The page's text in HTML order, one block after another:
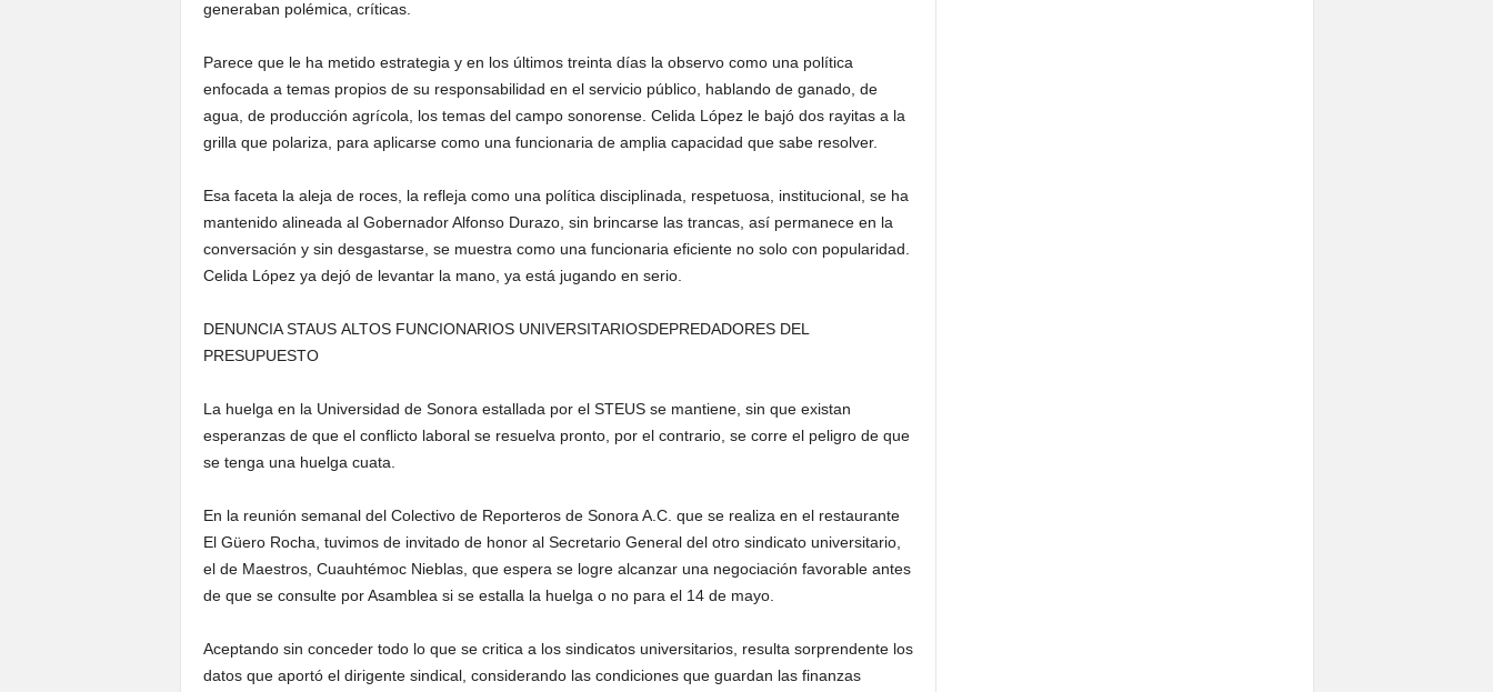
generaban polémica, críticas.
Parece que le ha metido estrategia y en los últimos treinta días la observo como una política
enfocada a temas propios de su responsabilidad en el servicio público, hablando de ganado, de
agua, de producción agrícola, los temas del campo sonorense. Celida López le bajó dos rayitas a la
grilla que polariza, para aplicarse como una funcionaria de amplia capacidad que sabe resolver.
Esa faceta la aleja de roces, la refleja como una política disciplinada, respetuosa, institucional, se ha
mantenido alineada al Gobernador Alfonso Durazo, sin brincarse las trancas, así permanece en la
conversación y sin desgastarse, se muestra como una funcionaria eficiente no solo con popularidad.
Celida López ya dejó de levantar la mano, ya está jugando en serio.
DENUNCIA STAUS ALTOS FUNCIONARIOS UNIVERSITARIOSDEPREDADORES DEL
PRESUPUESTO
La huelga en la Universidad de Sonora estallada por el STEUS se mantiene, sin que existan
esperanzas de que el conflicto laboral se resuelva pronto, por el contrario, se corre el peligro de que
se tenga una huelga cuata.
En la reunión semanal del Colectivo de Reporteros de Sonora A.C. que se realiza en el restaurante
El Güero Rocha, tuvimos de invitado de honor al Secretario General del otro sindicato universitario,
el de Maestros, Cuauhtémoc Nieblas, que espera se logre alcanzar una negociación favorable antes
de que se consulte por Asamblea si se estalla la huelga o no para el 14 de mayo.
Aceptando sin conceder todo lo que se critica a los sindicatos universitarios, resulta sorprendente los
datos que aportó el dirigente sindical, considerando las condiciones que guardan las finanzas